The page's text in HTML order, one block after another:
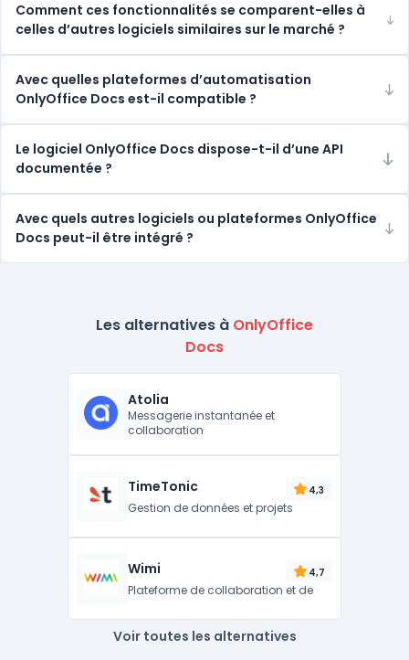
Comment ces fonctionnalités se comparent-elles à
celles d’autres logiciels similaires sur le marché ?
Avec quelles plateformes d’automatisation
OnlyOffice Docs est-il compatible ?
Le logiciel OnlyOffice Docs dispose-t-il d’une API
documentée ?
Avec quels autres logiciels ou plateformes OnlyOffice
Docs peut-il être intégré ?
Les alternatives à OnlyOffice
Docs
Atolia
Messagerie instantanée et
collaboration
TimeTonic 4,3
Gestion de données et projets
Wimi 4,7
Plateforme de collaboration et de
Voir toutes les alternatives